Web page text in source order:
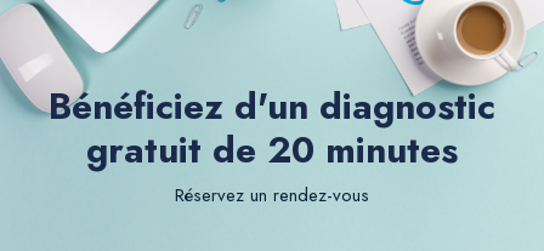
Bénéficiez d'un diagnostic
gratuit de 20 minutes
Réservez un rendez-vous